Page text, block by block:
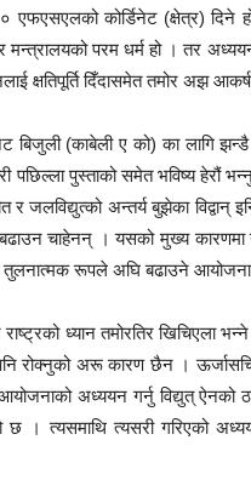
कोर्डिनेट (क्षेत्र) दिने
परम धर्म हो । तर
क्षतिपूर्ति दिँदासमेत तमोर अझ
(काबेली ए को) का लागि झन्डै
पुस्ताको समेत भविष्य हेरौं
अन्तर्य बुझेका विद्वान्
चाहेनन् । यसको मुख्य कारणमा
तुलनात्मक रूपले अघि बढाउने
ध्यान तमोरतिर खिचिएला भन्ने
रोक्नुको अरू कारण छैन ।
अध्ययन गर्नु विद्युत्
छ । त्यसमाथि त्यसरी गरिएको